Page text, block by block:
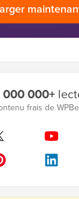
000+
frais de